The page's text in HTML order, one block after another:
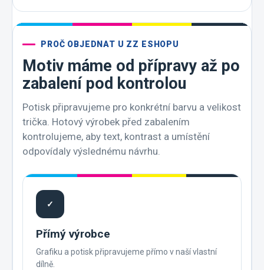
PROČ OBJEDNAT U ZZ ESHOPU
Motiv máme od přípravy až po
zabalení pod kontrolou
Potisk připravujeme pro konkrétní barvu a velikost
trička. Hotový výrobek před zabalením
kontrolujeme, aby text, kontrast a umístění
odpovídaly výslednému návrhu.
✓
Přímý výrobce
Grafiku a potisk připravujeme přímo v naší vlastní
dílně.